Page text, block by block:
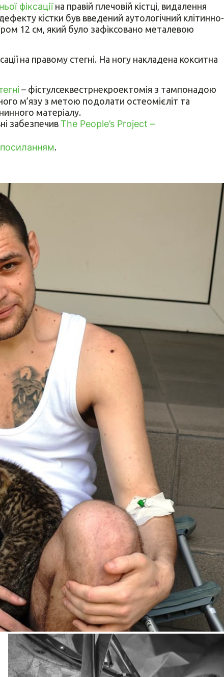
фіксаціїна правій плечовій кістці, видалення
кістки був введений аутологічний клітинно-
12 см, який було зафіксовано металевою
на правому стегні. На ногу накладена кокситна
– фістулсеквестрнекроектомія з тампонадою
м’язу з метою подолати остеомієліт та
матеріалу.
забезпечив The People’s Project –
посиланням.